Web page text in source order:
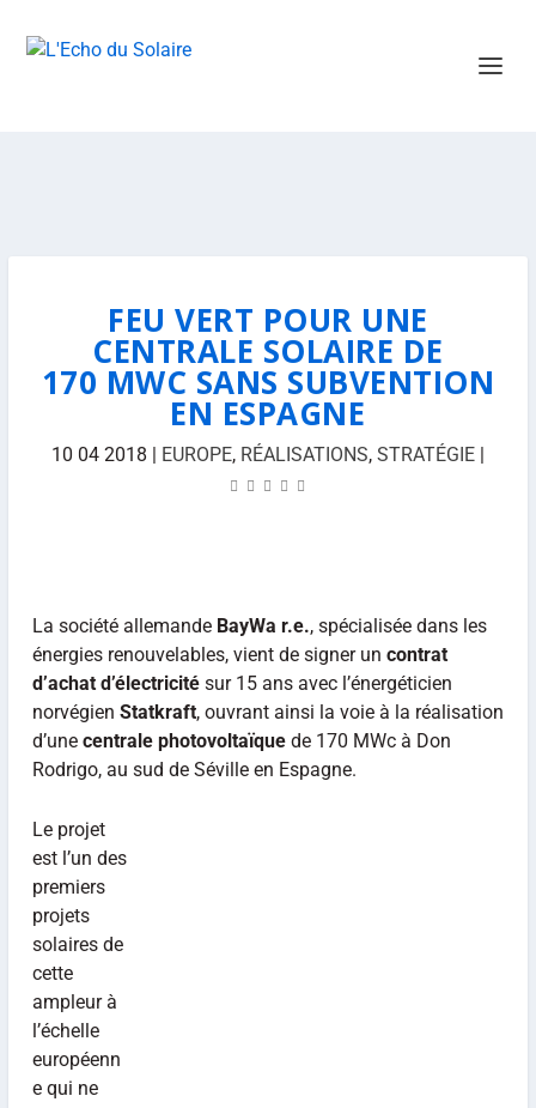
FEU VERT POUR UNE
CENTRALE SOLAIRE DE
170 MWC SANS SUBVENTION
EN ESPAGNE
10 04 2018 | EUROPE, RÉALISATIONS, STRATÉGIE|
La société allemande BayWa r.e., spécialisée dans les
énergies renouvelables, vient de signer un contrat
d’achat d’électricitésur 15 ans avec l’énergéticien
norvégien Statkraft, ouvrant ainsi la voie à la réalisation
d’une centrale photovoltaïquede 170 MWc à Don
Rodrigo, au sud de Séville en Espagne.
Le projet
est l’un des
premiers
projets
solaires de
cette
ampleur à
l’échelle
européenn
e qui ne